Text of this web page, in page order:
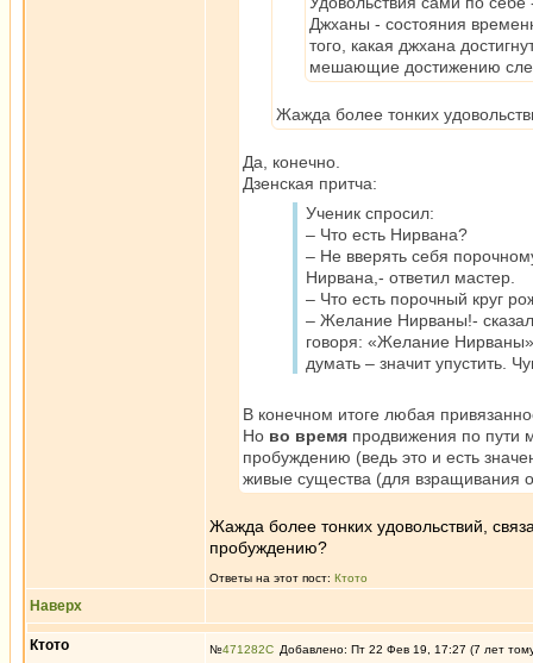
Джханы - состояния
того, какая джхана
мешающие достижению
Жажда более тонких
Да, конечно.
Дзенская притча:
Ученик спросил:
– Что есть Нирвана?
– Не вверять себя
Нирвана,- ответил мастер.
– Что есть порочный круг
– Желание Нирваны!-
говоря: «Желание
думать – значит упустить.
В конечном итоге любая
Но во время продвижения по пути
пробуждению (ведь это и есть
живые существа (для взращивания
Жажда более тонких удовольствий,
пробуждению?
Ответы на этот пост: Ктото
Наверх
Ктото №471282 Добавлено: Пт 22 Фев 19, 17:27 (7 лет